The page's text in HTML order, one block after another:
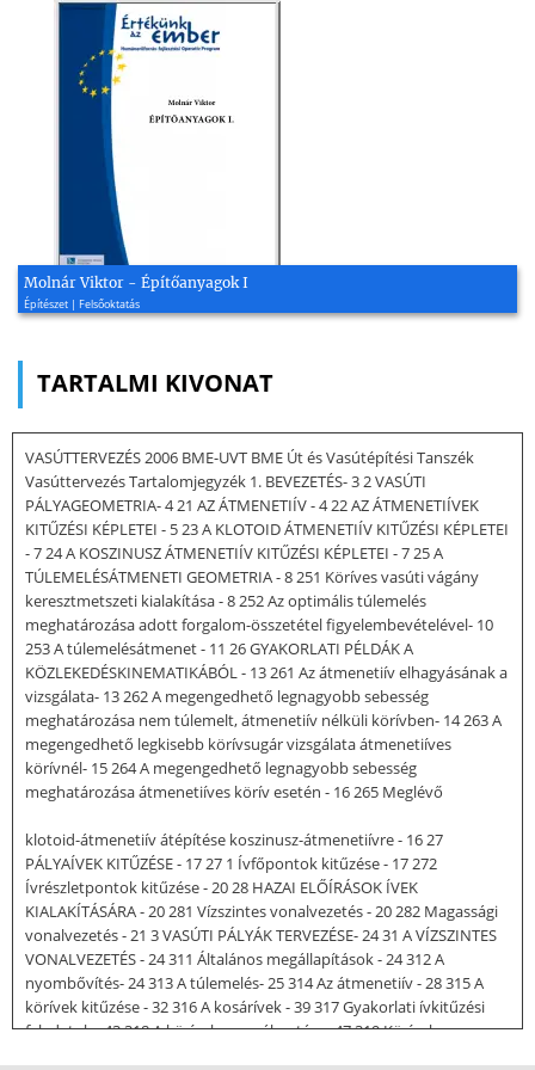
Molnár Viktor - Építőanyagok I
Építészet | Felsőoktatás
TARTALMI KIVONAT
VASÚTTERVEZÉS 2006 BME-UVT BME Út és Vasútépítési Tanszék
Vasúttervezés Tartalomjegyzék 1. BEVEZETÉS- 3 2 VASÚTI
PÁLYAGEOMETRIA- 4 21 AZ ÁTMENETIÍV - 4 22 AZ ÁTMENETIÍVEK
KITŰZÉSI KÉPLETEI - 5 23 A KLOTOID ÁTMENETIÍV KITŰZÉSI KÉPLETEI
- 7 24 A KOSZINUSZ ÁTMENETIÍV KITŰZÉSI KÉPLETEI - 7 25 A
TÚLEMELÉSÁTMENETI GEOMETRIA - 8 251 Köríves vasúti vágány
keresztmetszeti kialakítása - 8 252 Az optimális túlemelés
meghatározása adott forgalom-összetétel figyelembevételével- 10
253 A túlemelésátmenet - 11 26 GYAKORLATI PÉLDÁK A
KÖZLEKEDÉSKINEMATIKÁBÓL - 13 261 Az átmenetiív elhagyásának a
vizsgálata- 13 262 A megengedhető legnagyobb sebesség
meghatározása nem túlemelt, átmenetiív nélküli körívben- 14 263 A
megengedhető legkisebb körívsugár vizsgálata átmenetiíves
körívnél- 15 264 A megengedhető legnagyobb sebesség
meghatározása átmenetiíves körív esetén - 16 265 Meglévő
klotoid-átmenetiív átépítése koszinusz-átmenetiívre - 16 27
PÁLYAÍVEK KITŰZÉSE - 17 27 1 Ívfőpontok kitűzése - 17 272
Ívrészletpontok kitűzése - 20 28 HAZAI ELŐÍRÁSOK ÍVEK
KIALAKÍTÁSÁRA - 20 281 Vízszintes vonalvezetés - 20 282 Magassági
vonalvezetés - 21 3 VASÚTI PÁLYÁK TERVEZÉSE- 24 31 A VÍZSZINTES
VONALVEZETÉS - 24 311 Általános megállapítások - 24 312 A
nyombővítés- 24 313 A túlemelés- 25 314 Az átmenetiív - 28 315 A
körívek kitűzése - 32 316 A kosárívek - 39 317 Gyakorlati ívkitűzési
feladatok - 43 318 A körívek megválasztása- 47 319 Körívek